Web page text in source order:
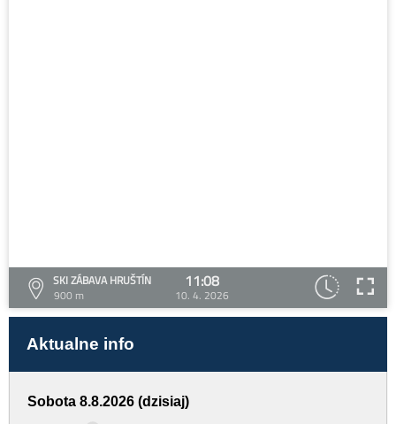
SKI ZÁBAVA HRUŠTÍN
900 m
11:08
10. 4. 2026
Aktualne info
Sobota 8.8.2026 (dzisiaj)